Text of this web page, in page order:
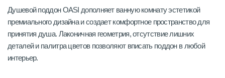
Душевой поддон OASI дополняет ванную комнату эстетикой
премиального дизайна и создает комфортное пространство для
принятия душа. Лаконичная геометрия, отсутствие лишних
деталей и палитра цветов позволяют вписать поддон в любой
интерьер.